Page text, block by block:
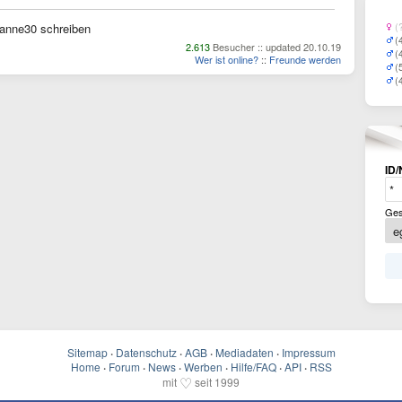
schreiben
2.613 Besucher :: updated 20.10.19
Wer ist online? :: Freunde werden
Sitemap · Datenschutz · AGB · Mediadaten · Impressum
Home · Forum · News · Werben · Hilfe/FAQ · API · RSS
mit ♡ seit 1999